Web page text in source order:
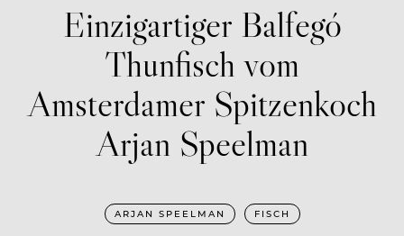
Einzigartiger Balfegó
Thunfisch vom
Amsterdamer Spitzenkoch
Arjan Speelman
ARJAN SPEELMAN FISCH